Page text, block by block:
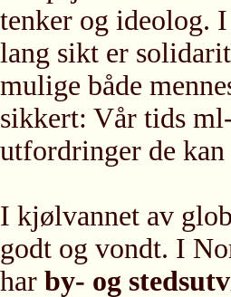
tenker og ideolog.
lang sikt er
mulige både
sikkert: Vår tids
utfordringer de kan
I kjølvannet av
godt og vondt. I
har by- og